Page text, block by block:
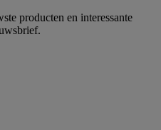
producten en interessante